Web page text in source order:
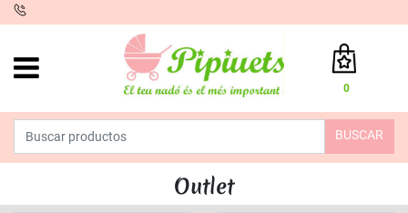
0
Total:
0,00 €
VER CESTA
BUSCAR
Outlet